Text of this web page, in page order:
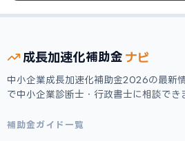
成長加速化補助金 ナビ
中小企業成長加速化補助金2026の最新
で中小企業診断士・行政書士に相談でき
補助金ガイド一覧